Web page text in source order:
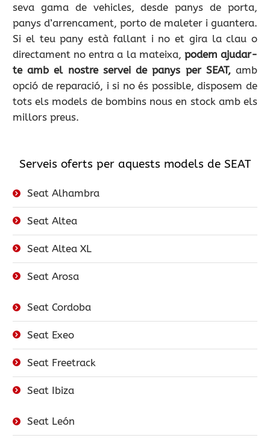
seva gama de vehicles, desde panys de porta,
panys d’arrencament, porto de maleter i guantera.
Si el teu pany està fallant i no et gira la clau o
directament no entra a la mateixa, podem ajudar-
te amb el nostre servei de panys per SEAT, amb
opció de reparació, i si no és possible, disposem de
tots els models de bombins nous en stock amb els
millors preus.
Serveis oferts per aquests models de SEAT
Seat Alhambra
Seat Altea
Seat Altea XL
Seat Arosa
Seat Cordoba
Seat Exeo
Seat Freetrack
Seat Ibiza
Seat León